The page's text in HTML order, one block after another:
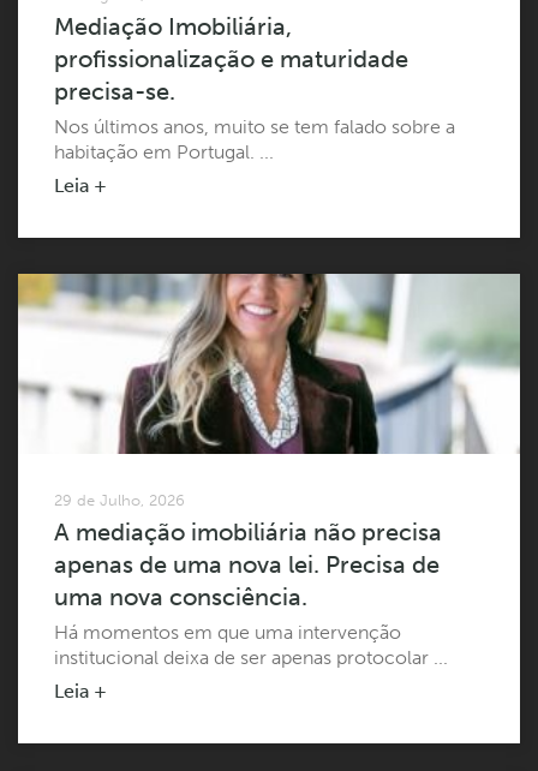
Mediação Imobiliária,
profissionalização e maturidade
precisa-se.
Nos últimos anos, muito se tem falado sobre a
habitação em Portugal. ...
Leia +
29 de Julho, 2026
A mediação imobiliária não precisa
apenas de uma nova lei. Precisa de
uma nova consciência.
Há momentos em que uma intervenção
institucional deixa de ser apenas protocolar ...
Leia +